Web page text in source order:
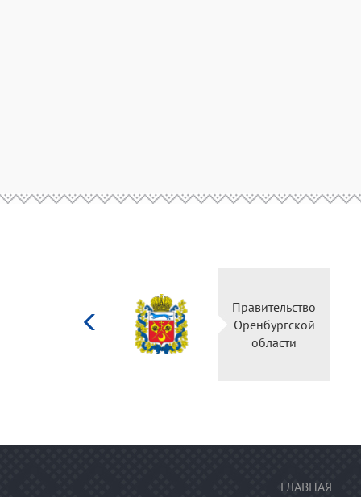
Министерство
культуры
Российской
федерации
ГЛАВНАЯ